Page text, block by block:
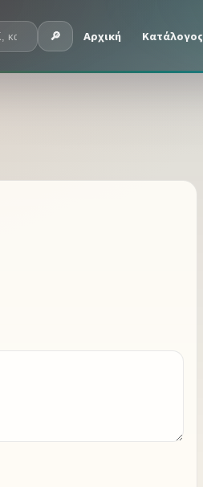
🔎 Αρχική Κατάλογος